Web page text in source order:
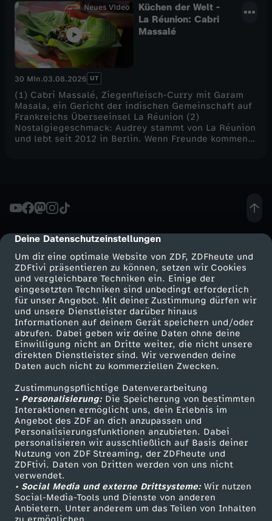
cmp-dialog-description
Deine Datenschutzeinstellungen
Um dir eine optimale Website von ZDF, ZDFheute und
ZDFtivi präsentieren zu können, setzen wir Cookies
und vergleichbare Techniken ein. Einige der
eingesetzten Techniken sind unbedingt erforderlich
für unser Angebot. Mit deiner Zustimmung dürfen wir
und unsere Dienstleister darüber hinaus
Informationen auf deinem Gerät speichern und/oder
abrufen. Dabei geben wir deine Daten ohne deine
Einwilligung nicht an Dritte weiter, die nicht unsere
direkten Dienstleister sind. Wir verwenden deine
Daten auch nicht zu kommerziellen Zwecken.
Zustimmungspflichtige Datenverarbeitung
• Personalisierung:Die Speicherung von bestimmten
Interaktionen ermöglicht uns, dein Erlebnis im
Angebot des ZDF an dich anzupassen und
Personalisierungsfunktionen anzubieten. Dabei
personalisieren wir ausschließlich auf Basis deiner
Nutzung von ZDF Streaming, der ZDFheute und
ZDFtivi. Daten von Dritten werden von uns nicht
verwendet.
• Social Media und externe Drittsysteme:Wir nutzen
Social-Media-Tools und Dienste von anderen
Anbietern. Unter anderem um das Teilen von Inhalten
Neues Video
Küchen der Welt -
La Réunion: Cabri
Massalé
30 Min.03.08.2026 UT
(1) Cabri Massalé, Ziegenfleisch-Curry mit Garam
Masala, ein Gericht der indischen Gemeinschaft auf
Frankreichs Überseeinsel La Réunion (2)
Nostalgiegeschmack: Audrey stammt von La Réunion
und lebt seit 2012 in Berlin. Wenn Freunde kommen,
Mehr ZDF
ZDF-Apps
Smart TV
ZDFtext
Livestreams
Sendungen A-Z
TV-Programm
Service
ZDFmitreden
Kontakt zum ZDF
Tickets
Zuschauerservice
Hilfe
ZDF Unternehmen
Karriere